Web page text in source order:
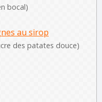
bocal)
au sirop
des patates douce)